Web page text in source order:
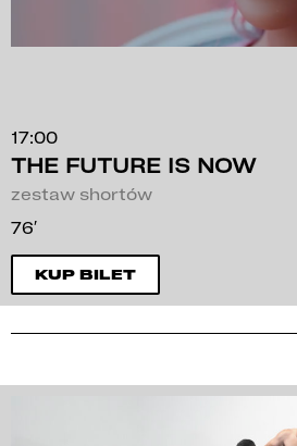
17:00
THE FUTURE IS NOW
zestaw shortów
76′
KUP BILET